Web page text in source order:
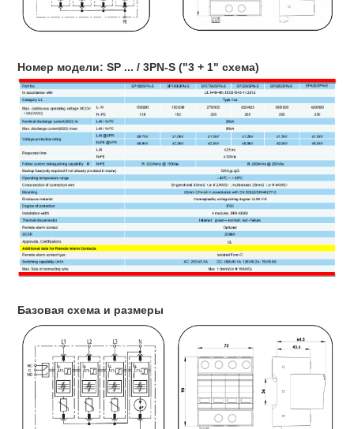
Номер модели: SP ... / 3PN-S ("3 + 1" схема)
Базовая схема и размеры